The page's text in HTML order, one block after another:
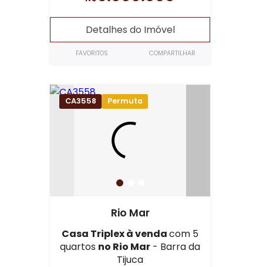
Detalhes do Imóvel
FAVORITOS COMPARTILHAR
CA3558 Permuta
Rio Mar
Casa Triplex à vendacom 5
quartos no Rio Mar - Barra da
Tijuca